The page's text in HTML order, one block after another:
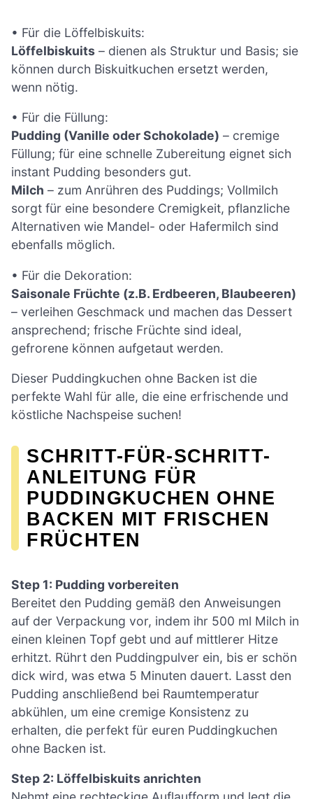
• Für die Löffelbiskuits:
Löffelbiskuits – dienen als Struktur und Basis; sie
können durch Biskuitkuchen ersetzt werden,
wenn nötig.
• Für die Füllung:
Pudding (Vanille oder Schokolade) – cremige
Füllung; für eine schnelle Zubereitung eignet sich
instant Pudding besonders gut.
Milch – zum Anrühren des Puddings; Vollmilch
sorgt für eine besondere Cremigkeit, pflanzliche
Alternativen wie Mandel- oder Hafermilch sind
ebenfalls möglich.
• Für die Dekoration:
Saisonale Früchte (z.B. Erdbeeren, Blaubeeren)
– verleihen Geschmack und machen das Dessert
ansprechend; frische Früchte sind ideal,
gefrorene können aufgetaut werden.
Dieser Puddingkuchen ohne Backen ist die
perfekte Wahl für alle, die eine erfrischende und
köstliche Nachspeise suchen!
SCHRITT-FÜR-SCHRITT-
ANLEITUNG FÜR
PUDDINGKUCHEN OHNE
BACKEN MIT FRISCHEN
FRÜCHTEN
Step 1: Pudding vorbereiten
Bereitet den Pudding gemäß den Anweisungen
auf der Verpackung vor, indem ihr 500 ml Milch in
einen kleinen Topf gebt und auf mittlerer Hitze
erhitzt. Rührt den Puddingpulver ein, bis er schön
dick wird, was etwa 5 Minuten dauert. Lasst den
Pudding anschließend bei Raumtemperatur
abkühlen, um eine cremige Konsistenz zu
erhalten, die perfekt für euren Puddingkuchen
ohne Backen ist.
Step 2: Löffelbiskuits anrichten